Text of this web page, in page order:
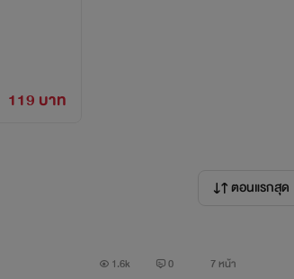
119 บาท
ตอนแรกสุด
1.6k 0 7 หน้า